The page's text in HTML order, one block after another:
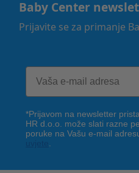
Baby Center
Prijavite se za primanje
*Prijavom na newsletter
HR d.o.o. može slati razne
poruke na Vašu e-mail